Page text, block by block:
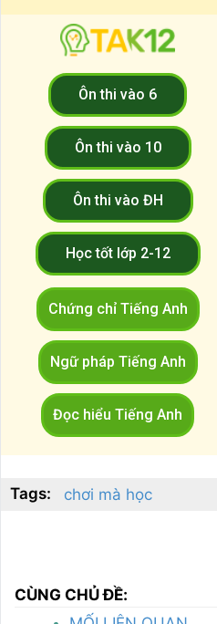
Ôn thi vào 6
Ôn thi vào 10
Ôn thi vào ĐH
Học tốt lớp 2-12
Chứng chỉ Tiếng Anh
Ngữ pháp Tiếng Anh
Đọc hiểu Tiếng Anh
Tags: chơi mà học
CÙNG CHỦ ĐỀ: